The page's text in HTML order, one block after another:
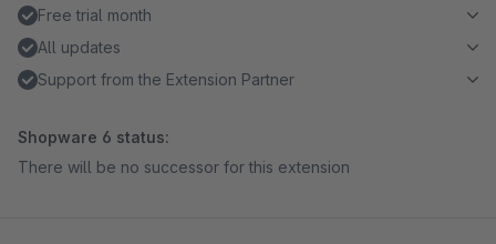
Free trial month
All updates
Support from the Extension Partner
Shopware 6 status:
There will be no successor for this extension